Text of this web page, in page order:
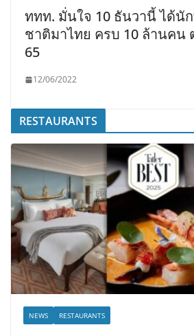
ททท. มั่นใจ 10 ธันวานี้ ได้นั
ชาติมาไทย ครบ 10 ล้านคน
65
12/06/2022
RESTAURANTS
NEWS RESTAURANTS